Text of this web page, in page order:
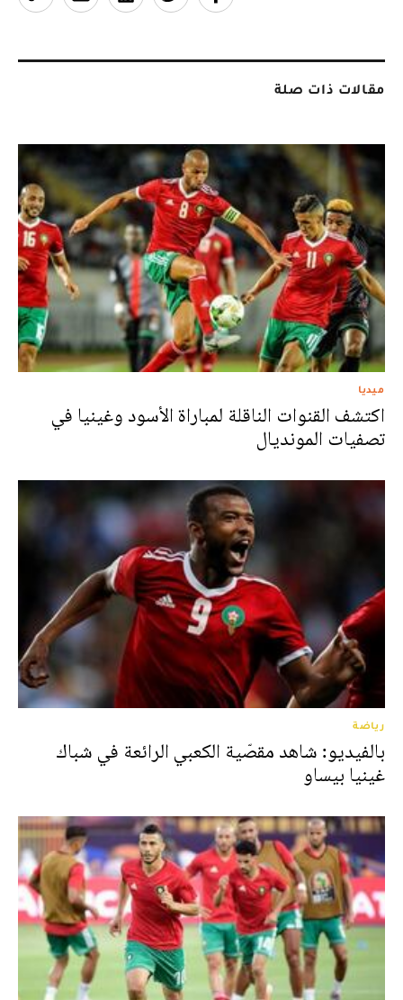
مقالات ذات صلة
ميديا
اكتشف القنوات الناقلة لمباراة الأسود وغينيا في
تصفيات المونديال
رياضة
بالفيديو: شاهد مقصّية الكعبي الرائعة في شباك
غينيا بيساو